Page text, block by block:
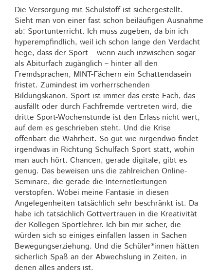
Die Versorgung mit Schulstoff ist sichergestellt.
Sieht man von einer fast schon beiläufigen Ausnahme
ab: Sportunterricht. Ich muss zugeben, da bin ich
hyperempfindlich, weil ich schon lange den Verdacht
hege, dass der Sport – wenn auch inzwischen sogar
als Abiturfach zugänglich – hinter all den
Fremdsprachen, MINT-Fächern ein Schattendasein
fristet. Zumindest im vorherrschenden
Bildungskanon. Sport ist immer das erste Fach, das
ausfällt oder durch Fachfremde vertreten wird, die
dritte Sport-Wochenstunde ist den Erlass nicht wert,
auf dem es geschrieben steht. Und die Krise
offenbart die Wahrheit. So gut wie nirgendwo findet
irgendwas in Richtung Schulfach Sport statt, wohin
man auch hört. Chancen, gerade digitale, gibt es
genug. Das beweisen uns die zahlreichen Online-
Seminare, die gerade die Internetleitungen
verstopfen. Wobei meine Fantasie in diesen
Angelegenheiten tatsächlich sehr beschränkt ist. Da
habe ich tatsächlich Gottvertrauen in die Kreativität
der Kollegen Sportlehrer. Ich bin mir sicher, die
würden sich so einiges einfallen lassen in Sachen
Bewegungserziehung. Und die Schüler*innen hätten
sicherlich Spaß an der Abwechslung in Zeiten, in
denen alles anders ist.